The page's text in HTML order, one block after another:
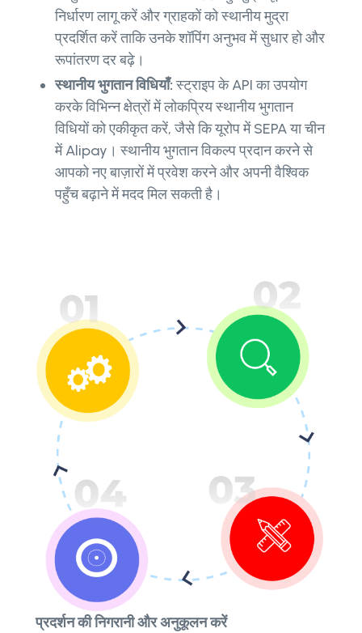
निर्धारण लागू करें और ग्राहकों को स्थानीय मुद्रा
प्रदर्शित करें ताकि उनके शॉपिंग अनुभव में सुधार हो और
रूपांतरण दर बढ़े।
स्थानीय भुगतान विधियाँ:स्ट्राइप के API का उपयोग
करके विभिन्न क्षेत्रों में लोकप्रिय स्थानीय भुगतान
विधियों को एकीकृत करें, जैसे कि यूरोप में SEPA या चीन
में Alipay। स्थानीय भुगतान विकल्प प्रदान करने से
आपको नए बाज़ारों में प्रवेश करने और अपनी वैश्विक
पहुँच बढ़ाने में मदद मिल सकती है।
प्रदर्शन की निगरानी और अनुकूलन करें